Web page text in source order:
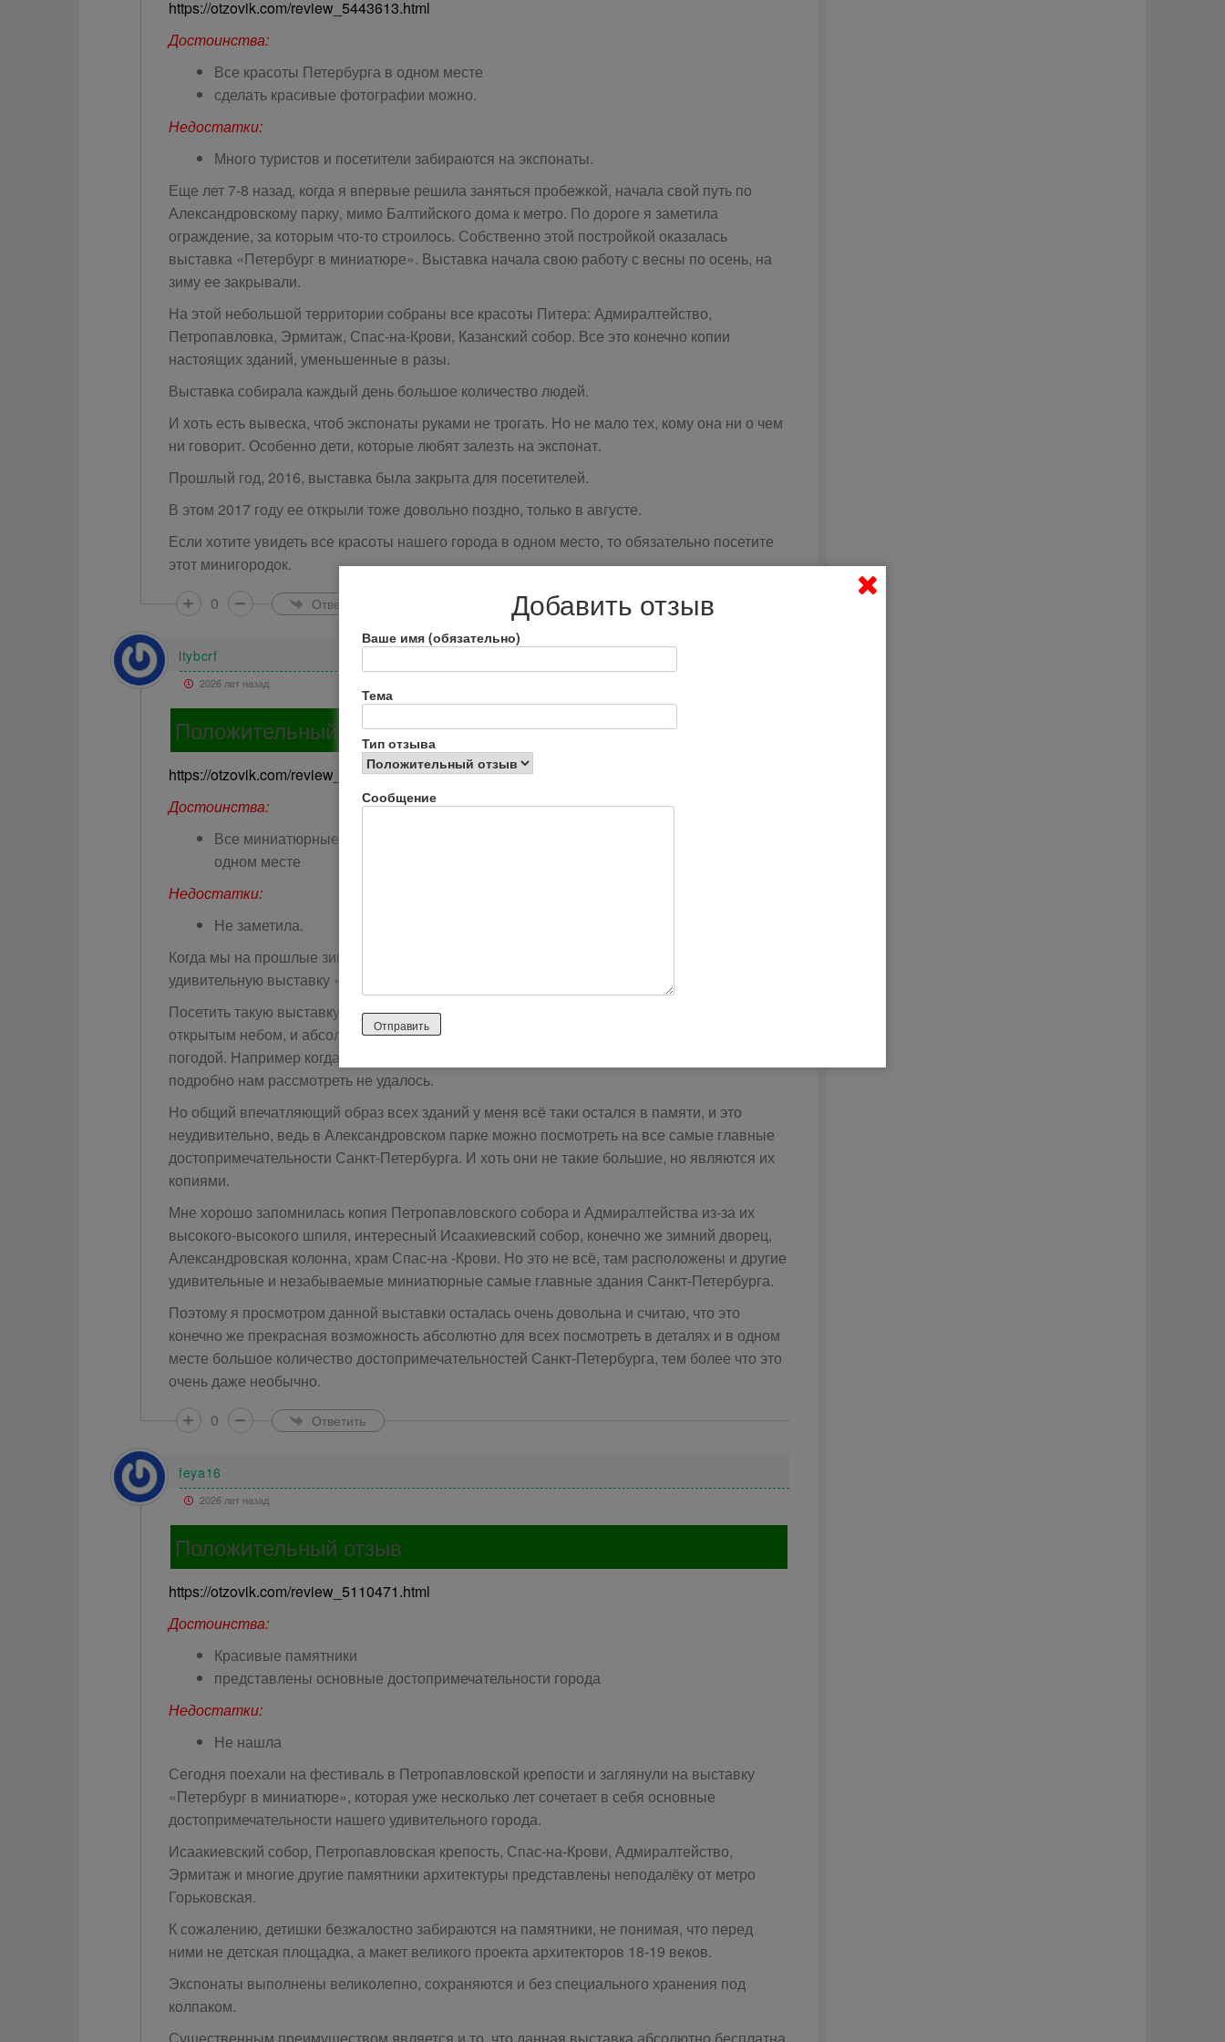
https://otzovik.com/review_5443613.html
Достоинства:
Все красоты Петербурга в одном месте
сделать красивые фотографии можно.
Недостатки:
Много туристов и посетители забираются на экспонаты.
Еще лет 7-8 назад, когда я впервые решила заняться пробежкой, начала свой путь по
Александровскому парку, мимо Балтийского дома к метро. По дороге я заметила
ограждение, за которым что-то строилось. Собственно этой постройкой оказалась
выставка «Петербург в миниатюре». Выставка начала свою работу с весны по осень, на
зиму ее закрывали.
На этой небольшой территории собраны все красоты Питера: Адмиралтейство,
Петропавловка, Эрмитаж, Спас-на-Крови, Казанский собор. Все это конечно копии
настоящих зданий, уменьшенные в разы.
Выставка собирала каждый день большое количество людей.
И хоть есть вывеска, чтоб экспонаты руками не трогать. Но не мало тех, кому она ни о чем
ни говорит. Особенно дети, которые любят залезть на экспонат.
Прошлый год, 2016, выставка была закрыта для посетителей.
В этом 2017 году ее открыли тоже довольно поздно, только в августе.
Если хотите увидеть все красоты нашего города в одном место, то обязательно посетите
этот минигородок.
0
Ответить
ltybcrf
2026 лет назад
Положительный отзыв
https://otzovik.com/review_2692089.html
Достоинства:
Все миниатюрные прекрасные копии достопримечательностей Санкт-Петербурга в
одном месте
Недостатки:
Не заметила.
Когда мы на прошлые зимние каникулы ездили в Санкт -Петербург, то посетили
удивительную выставку «Петербург в миниатюре» (Россия, Санкт-Петербург).
Посетить такую выставку может любой желающий, так как она находится в парке- под
открытым небом, и абсолютно бесплатна. Это конечно хорошо, но только если повезёт с
погодой. Например когда мы до неё доехали, то она была присыпана снегом, поэтому всё
подробно нам рассмотреть не удалось.
Но общий впечатляющий образ всех зданий у меня всё таки остался в памяти, и это
неудивительно, ведь в Александровском парке можно посмотреть на все самые главные
достопримечательности Санкт-Петербурга. И хоть они не такие большие, но являются их
копиями.
Мне хорошо запомнилась копия Петропавловского собора и Адмиралтейства из-за их
высокого-высокого шпиля, интересный Исаакиевский собор, конечно же зимний дворец,
Александровская колонна, храм Спас-на -Крови. Но это не всё, там расположены и другие
удивительные и незабываемые миниатюрные самые главные здания Санкт-Петербурга.
Поэтому я просмотром данной выставки осталась очень довольна и считаю, что это
конечно же прекрасная возможность абсолютно для всех посмотреть в деталях и в одном
месте большое количество достопримечательностей Санкт-Петербурга, тем более что это
очень даже необычно.
0
Ответить
feya16
2026 лет назад
Положительный отзыв
https://otzovik.com/review_5110471.html
Достоинства:
Красивые памятники
представлены основные достопримечательности города
Недостатки:
Не нашла
Сегодня поехали на фестиваль в Петропавловской крепости и заглянули на выставку
«Петербург в миниатюре», которая уже несколько лет сочетает в себя основные
достопримечательности нашего удивительного города.
Исаакиевский собор, Петропавловская крепость, Спас-на-Крови, Адмиралтейство,
Эрмитаж и многие другие памятники архитектуры представлены неподалёку от метро
Горьковская.
К сожалению, детишки безжалостно забираются на памятники, не понимая, что перед
ними не детская площадка, а макет великого проекта архитекторов 18-19 веков.
Экспонаты выполнены великолепно, сохраняются и без специального хранения под
колпаком.
Добавить отзыв
Ваше имя (обязательно)
Тема
Тип отзыва
Сообщение